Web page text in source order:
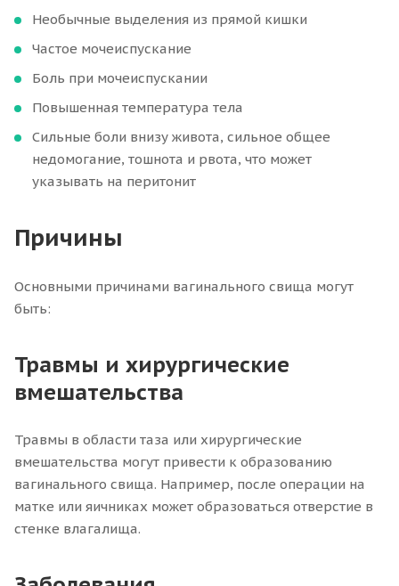
Необычные выделения из прямой кишки
Частое мочеиспускание
Боль при мочеиспускании
Повышенная температура тела
Сильные боли внизу живота, сильное общее
недомогание, тошнота и рвота, что может
указывать на перитонит
Причины
Основными причинами вагинального свища могут
быть:
Травмы и хирургические
вмешательства
Травмы в области таза или хирургические
вмешательства могут привести к образованию
вагинального свища. Например, после операции на
матке или яичниках может образоваться отверстие в
стенке влагалища.